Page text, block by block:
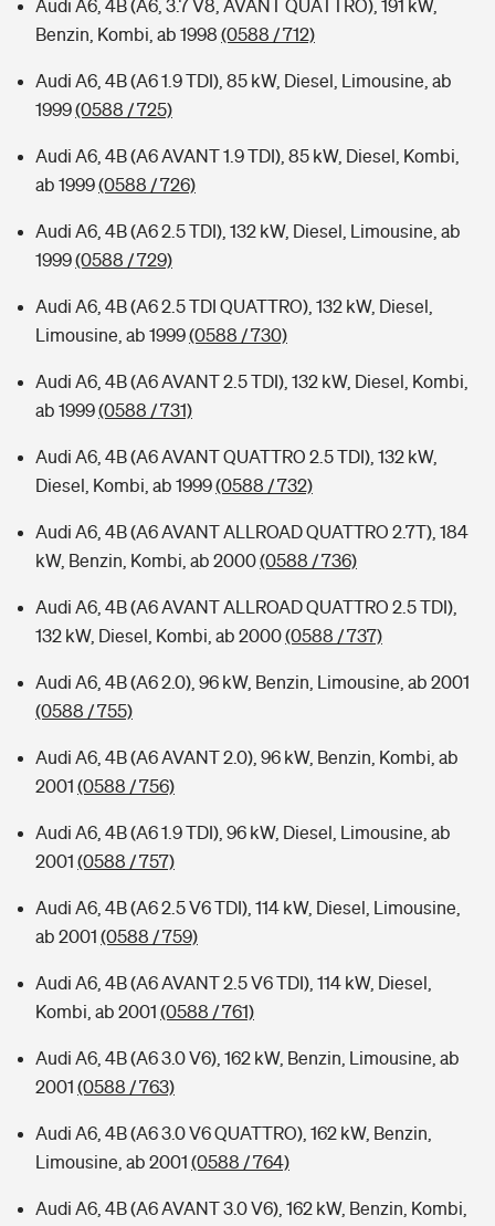
Audi A6, 4B (A6, 3.7 V8, AVANT QUATTRO), 191 kW,
Benzin, Kombi, ab 1998 (0588 / 712)
Audi A6, 4B (A6 1.9 TDI), 85 kW, Diesel, Limousine, ab
1999(0588 / 725)
Audi A6, 4B (A6 AVANT 1.9 TDI), 85 kW, Diesel, Kombi,
ab 1999(0588 / 726)
Audi A6, 4B (A6 2.5 TDI), 132 kW, Diesel, Limousine, ab
1999(0588 / 729)
Audi A6, 4B (A6 2.5 TDI QUATTRO), 132 kW, Diesel,
Limousine, ab 1999(0588 / 730)
Audi A6, 4B (A6 AVANT 2.5 TDI), 132 kW, Diesel, Kombi,
ab 1999(0588 / 731)
Audi A6, 4B (A6 AVANT QUATTRO 2.5 TDI), 132 kW,
Diesel, Kombi, ab 1999(0588 / 732)
Audi A6, 4B (A6 AVANT ALLROAD QUATTRO 2.7T), 184
kW, Benzin, Kombi, ab 2000(0588 / 736)
Audi A6, 4B (A6 AVANT ALLROAD QUATTRO 2.5 TDI),
132 kW, Diesel, Kombi, ab 2000(0588 / 737)
Audi A6, 4B (A6 2.0), 96 kW, Benzin, Limousine, ab 2001
(0588 / 755)
Audi A6, 4B (A6 AVANT 2.0), 96 kW, Benzin, Kombi, ab
2001 (0588 / 756)
Audi A6, 4B (A6 1.9 TDI), 96 kW, Diesel, Limousine, ab
2001 (0588 / 757)
Audi A6, 4B (A6 2.5 V6 TDI), 114 kW, Diesel, Limousine,
ab 2001 (0588 / 759)
Audi A6, 4B (A6 AVANT 2.5 V6 TDI), 114 kW, Diesel,
Kombi, ab 2001 (0588 / 761)
Audi A6, 4B (A6 3.0 V6), 162 kW, Benzin, Limousine, ab
2001 (0588 / 763)
Audi A6, 4B (A6 3.0 V6 QUATTRO), 162 kW, Benzin,
Limousine, ab 2001 (0588 / 764)
Audi A6, 4B (A6 AVANT 3.0 V6), 162 kW, Benzin, Kombi,